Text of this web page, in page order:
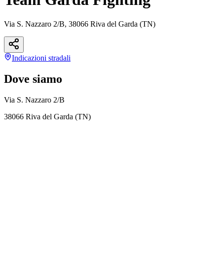
Via S. Nazzaro 2/B, 38066 Riva del Garda (TN)
Indicazioni stradali
Dove siamo
Via S. Nazzaro 2/B
38066 Riva del Garda (TN)